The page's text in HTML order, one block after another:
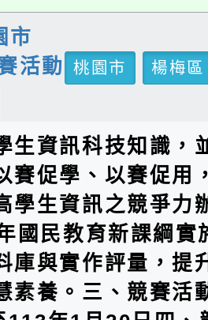
市
活動
桃園市
楊梅區
生資訊科技知識，
賽促學、以賽促用
學生資訊之競爭力
國民教育新課綱實
庫與實作評量，提
素養。三、競賽活